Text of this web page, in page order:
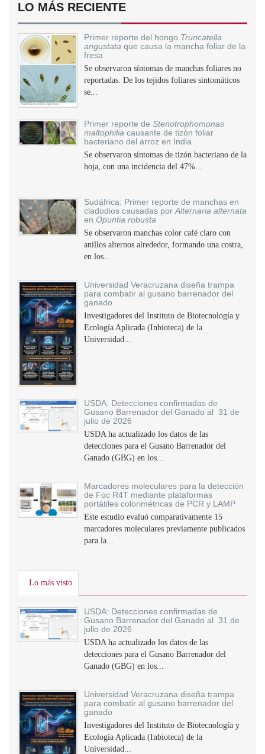
LO MÁS RECIENTE
Primer reporte del hongo Truncatella
angustata que causa la mancha foliar de la
fresa
Se observaron síntomas de manchas foliares no
reportadas. De los tejidos foliares sintomáticos
se...
Primer reporte de Stenotrophomonas
maltophilia causante de tizón foliar
bacteriano del arroz en India
Se observaron síntomas de tizón bacteriano de la
hoja, con una incidencia del 47%...
Sudáfrica: Primer reporte de manchas en
cladodios causadas por Alternaria alternata
en Opuntia robusta
Se observaron manchas color café claro con
anillos alternos alrededor, formando una costra,
en los...
Universidad Veracruzana diseña trampa
para combatir al gusano barrenador del
ganado
Investigadores del Instituto de Biotecnología y
Ecología Aplicada (Inbioteca) de la
Universidad...
USDA: Detecciones confirmadas de
Gusano Barrenador del Ganado al 31 de
julio de 2026
USDA ha actualizado los datos de las
detecciones para el Gusano Barrenador del
Ganado (GBG) en los...
Marcadores moleculares para la detección
de Foc R4T mediante plataformas
portátiles colorimétricas de PCR y LAMP
Este estudio evaluó comparativamente 15
marcadores moleculares previamente publicados
para la...
Lo más visto
USDA: Detecciones confirmadas de
Gusano Barrenador del Ganado al 31 de
julio de 2026
USDA ha actualizado los datos de las
detecciones para el Gusano Barrenador del
Ganado (GBG) en los...
Universidad Veracruzana diseña trampa
para combatir al gusano barrenador del
ganado
Investigadores del Instituto de Biotecnología y
Ecología Aplicada (Inbioteca) de la
Universidad...